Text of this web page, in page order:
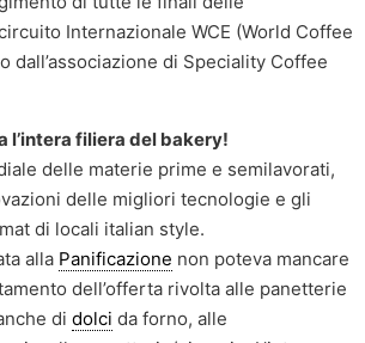
Internazionale WCE (World Coffee
dall’associazione di Speciality Coffee
l’intera filiera del bakery!
delle materie prime e semilavorati,
delle migliori tecnologie e gli
di locali italian style.
alla Panificazione non poteva mancare
dell’offerta rivolta alle panetterie
di dolci da forno, alle